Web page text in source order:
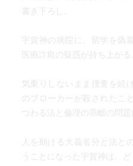
書き下ろし。
宇賀神の病院に、留学を偽
医療詐欺の疑惑が持ち上がる
気乗りしないまま捜査を続
のブローカーが殺されたこ
つわる法と倫理の乖離の問題
人を助ける大義名分と法と
うことになった宇賀神は、ど